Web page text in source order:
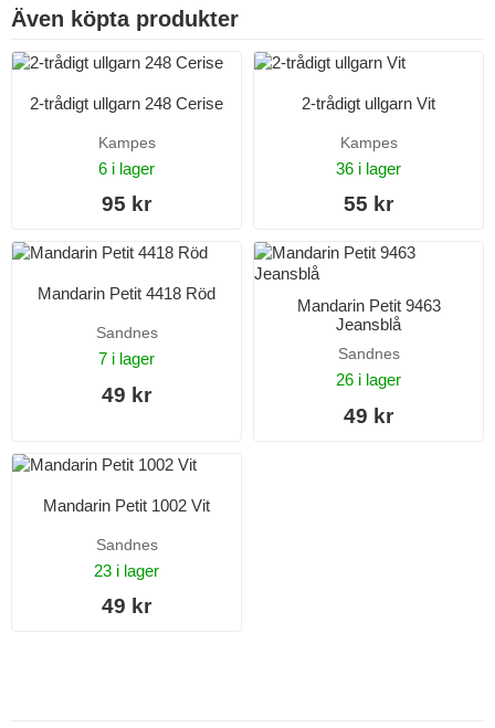
Även köpta produkter
2-trådigt ullgarn 248 Cerise
Kampes
6 i lager
95 kr
2-trådigt ullgarn Vit
Kampes
36 i lager
55 kr
Mandarin Petit 4418 Röd
Sandnes
7 i lager
49 kr
Mandarin Petit 9463
Jeansblå
Sandnes
26 i lager
49 kr
Mandarin Petit 1002 Vit
Sandnes
23 i lager
49 kr